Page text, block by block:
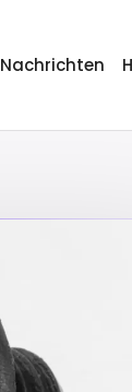
Nachrichten